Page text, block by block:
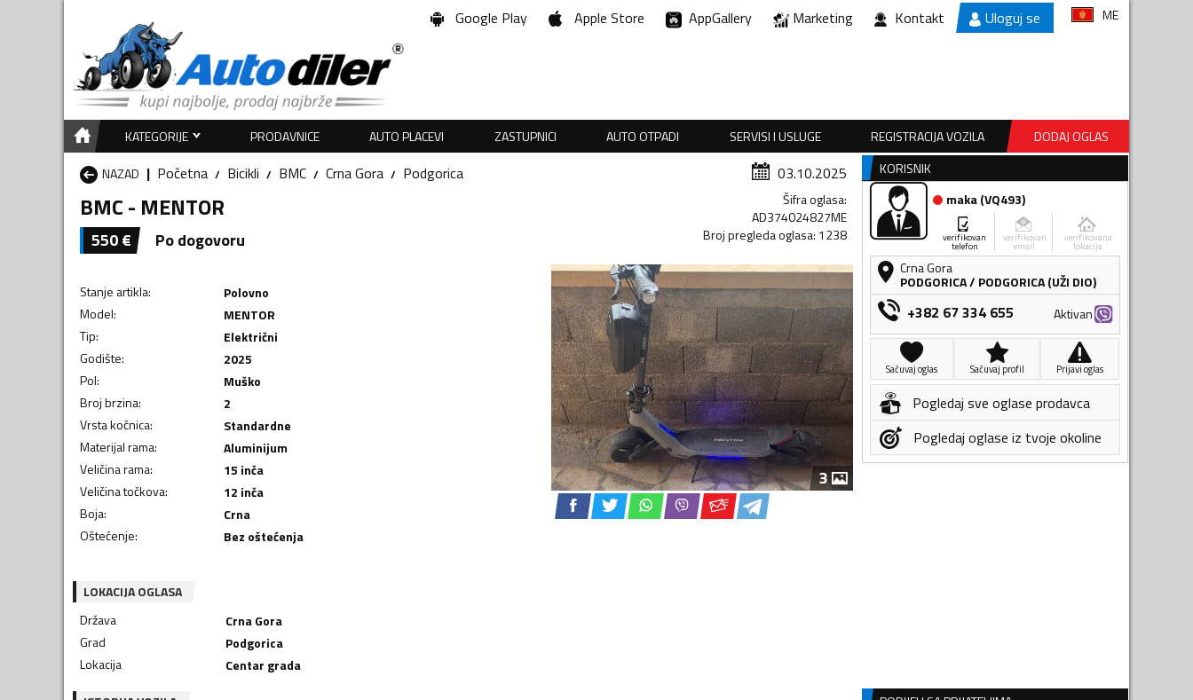
Google Play Apple Store AppGallery Marketing Kontakt Uloguj se ME
KATEGORIJE PRODAVNICE AUTO PLACEVI ZASTUPNICI AUTO OTPADI SERVISI I USLUGE REGISTRACIJA VOZILA
DODAJ OGLAS
NAZAD
Početna Bicikli BMC Crna Gora Podgorica 03.10.2025
BMC - MENTOR
550€ Po dogovoru
Šifra oglasa:
AD374024827ME
Broj pregleda oglasa: 1238
Stanje artikla:
Polovno
Model:
MENTOR
Tip:
Električni
Godište:
2025
Pol:
Muško
Broj brzina:
2
Vrsta kočnica:
Standardne
Materijal rama:
Aluminijum
Veličina rama:
15 inča
Veličina točkova:
12 inča
Boja:
Crna
Oštećenje: Bez oštećenja
3
LOKACIJA OGLASA
Država
Crna Gora
Grad
Podgorica
Lokacija
Centar grada
KORISNIK
maka(VQ493)
verifikovan
telefon
verifikovan
email
verifikovana
lokacija
Crna Gora
PODGORICA/ PODGORICA (UŽI DIO)
+382 67 334 655 Aktivan
Sačuvaj oglas Sačuvaj profil Prijavi oglas
Pogledaj sve oglase prodavca
Pogledaj oglase iz tvoje okoline